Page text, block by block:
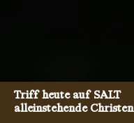
Triff heute auf SALT
alleinstehende Christen